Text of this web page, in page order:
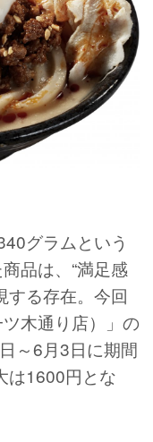
グラムという
品は、“満足感
する存在。今回
木通り店）」の
～6月3日に期間
は1600円とな